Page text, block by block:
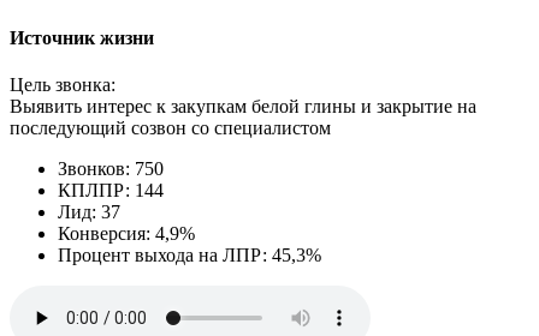
Источник жизни
Цель звонка:
Выявить интерес к закупкам белой глины и закрытие на
последующий созвон со специалистом
Звонков: 750
КПЛПР: 144
Лид: 37
Конверсия: 4,9%
Процент выхода на ЛПР: 45,3%